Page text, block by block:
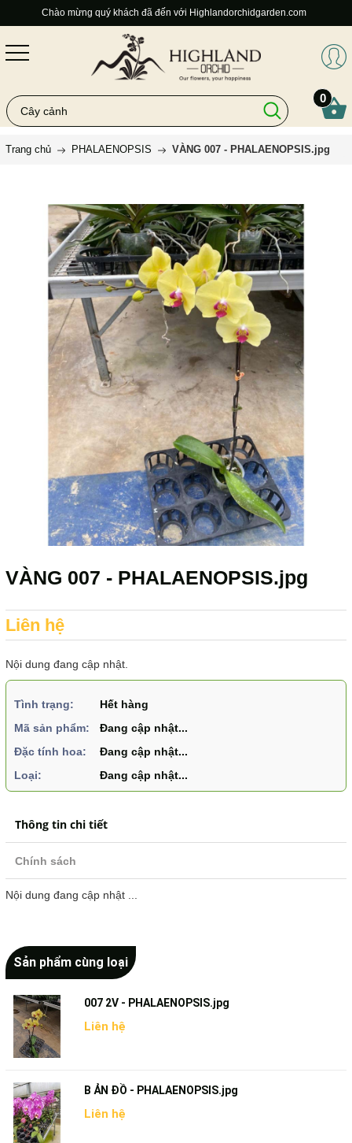
Chào mừng quý khách đã đến với Highlandorchidgarden.com
0
Trang chủ PHALAENOPSIS VÀNG 007 - PHALAENOPSIS.jpg
VÀNG 007 - PHALAENOPSIS.jpg
Liên hệ
Nội dung đang cập nhật.
Tình trạng:
Hết hàng
Mã sản phẩm:
Đang cập nhật...
Đặc tính hoa:
Đang cập nhật...
Loại:
Đang cập nhật...
Thông tin chi tiết
Chính sách
Nội dung đang cập nhật ...
Sản phẩm cùng loại
007 2V - PHALAENOPSIS.jpg
Liên hệ
B ẢN ĐỒ - PHALAENOPSIS.jpg
Liên hệ